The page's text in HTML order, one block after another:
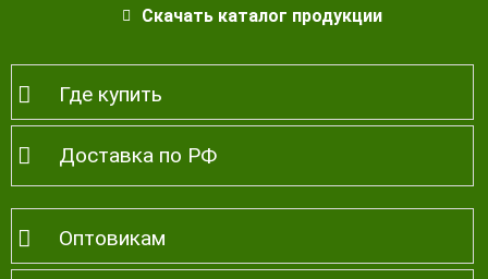
Скачать каталог продукции
Где купить
Доставка по РФ
Оптовикам